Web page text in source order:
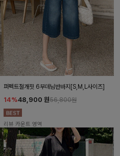
퍼펙트절개핏 6부데님반바지[S,M,L사이즈]
14%48,900 원56,800원
리뷰 카운트 영역